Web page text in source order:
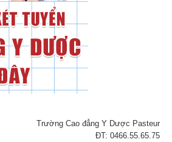
Trường Cao đẳng Y Dược Pasteur
ĐT: 0466.55.65.75